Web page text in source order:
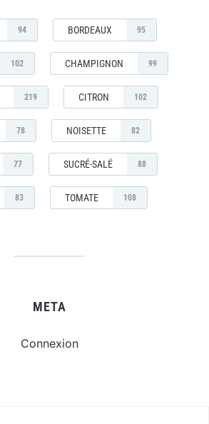
94 BORDEAUX 95
102 CHAMPIGNON 99
219 CITRON 102
78 NOISETTE 82
77 SUCRÉ-SALÉ 88
83 TOMATE 108
META
Connexion